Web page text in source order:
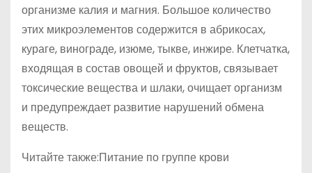
организме калия и магния. Большое количество
этих микроэлементов содержится в абрикосах,
кураге, винограде, изюме, тыкве, инжире. Клетчатка,
входящая в состав овощей и фруктов, связывает
токсические вещества и шлаки, очищает организм
и предупреждает развитие нарушений обмена
веществ.
Читайте также:Питание по группе крови